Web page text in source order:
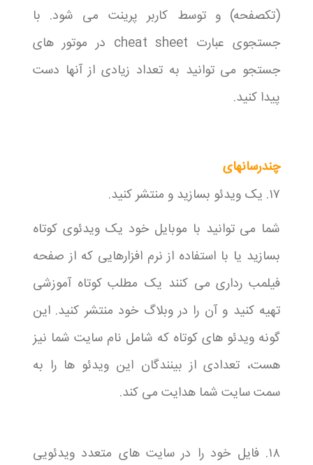
(تکصفحه) و توسط کاربر پرینت می شود. با
جستجوی عبارت cheat sheet در موتور های
جستجو می توانید به تعداد زیادی از آنها دست
پیدا کنید.
چندرسانهای
۱۷. یک ویدئو بسازید و منتشر کنید.
شما می توانید با موبایل خود یک ویدئوی کوتاه
بسازید یا با استفاده از نرم افزارهایی که از صفحه
فیلمب رداری می کنند یک مطلب کوتاه آموزشی
تهیه کنید و آن را در وبلاگ خود منتشر کنید. این
گونه ویدئو های کوتاه که شامل نام سایت شما نیز
هست، تعدادی از بینندگان این ویدئو ها را به
سمت سایت شما هدایت می کند.
۱۸. فایل خود را در سایت های متعدد ویدئویی